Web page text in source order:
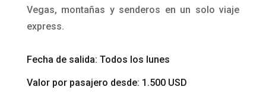
Vegas, montañas y senderos en un solo viaje
express.
Fecha de salida: Todos los lunes
Valor por pasajero desde: 1.500 USD